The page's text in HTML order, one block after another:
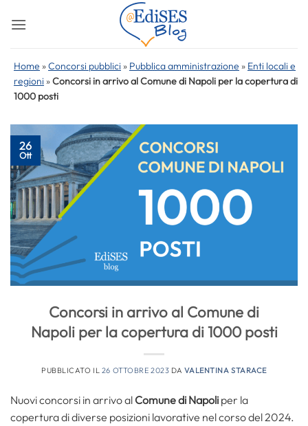
Home »Concorsi pubblici » Pubblica amministrazione » Enti locali e
regioni »Concorsi in arrivo al Comune di Napoli per la copertura di
1000 posti
26
Ott
Concorsi in arrivo al Comune di
Napoli per la copertura di 1000 posti
PUBBLICATO IL 26 OTTOBRE 2023 DAVALENTINA STARACE
Nuovi concorsi in arrivo al Comune di Napoli per la
copertura di diverse posizioni lavorative nel corso del 2024.